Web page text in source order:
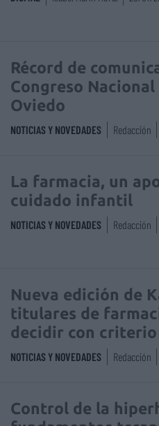
Récord de
Congreso
Oviedo
NOTICIAS Y NOVEDADES Redacción
La farmacia, un
cuidado infantil
NOTICIAS Y NOVEDADES Redacción
Nueva edición de
titulares de
decidir con criterio
NOTICIAS Y NOVEDADES Redacción
Control de la